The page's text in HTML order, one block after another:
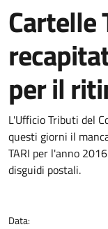
Cartelle
per il
Dettagli
L'Ufficio Tributi del
questi giorni il
TARI per l'anno
disguidi postali.
Data: